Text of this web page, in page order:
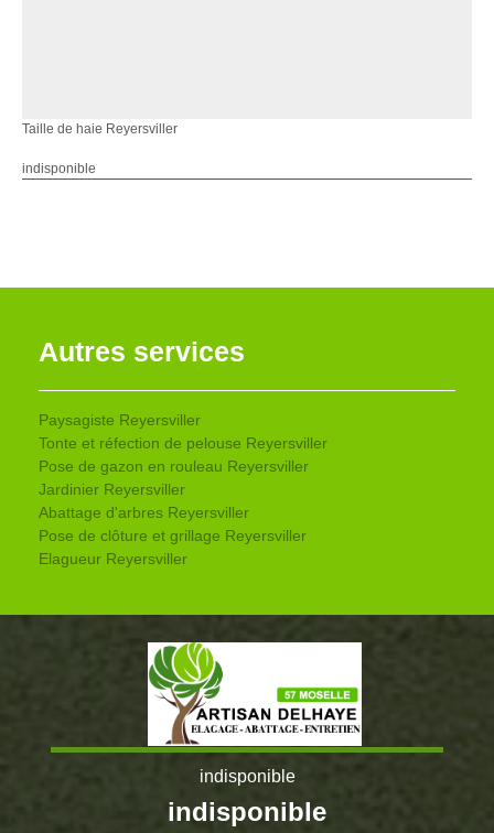
Taille de haie Reyersviller
indisponible
Autres services
Paysagiste Reyersviller
Tonte et réfection de pelouse Reyersviller
Pose de gazon en rouleau Reyersviller
Jardinier Reyersviller
Abattage d'arbres Reyersviller
Pose de clôture et grillage Reyersviller
Elagueur Reyersviller
indisponible
indisponible